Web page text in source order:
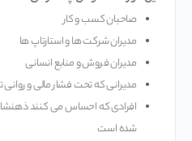
صاحبان کسب و کار
مدیران شرکت ها و استارتاپ ها
مدیران فروش و منابع انسانی
مدیرانی که تحت فشار مالی و
افرادی که احساس می کنند
شده است